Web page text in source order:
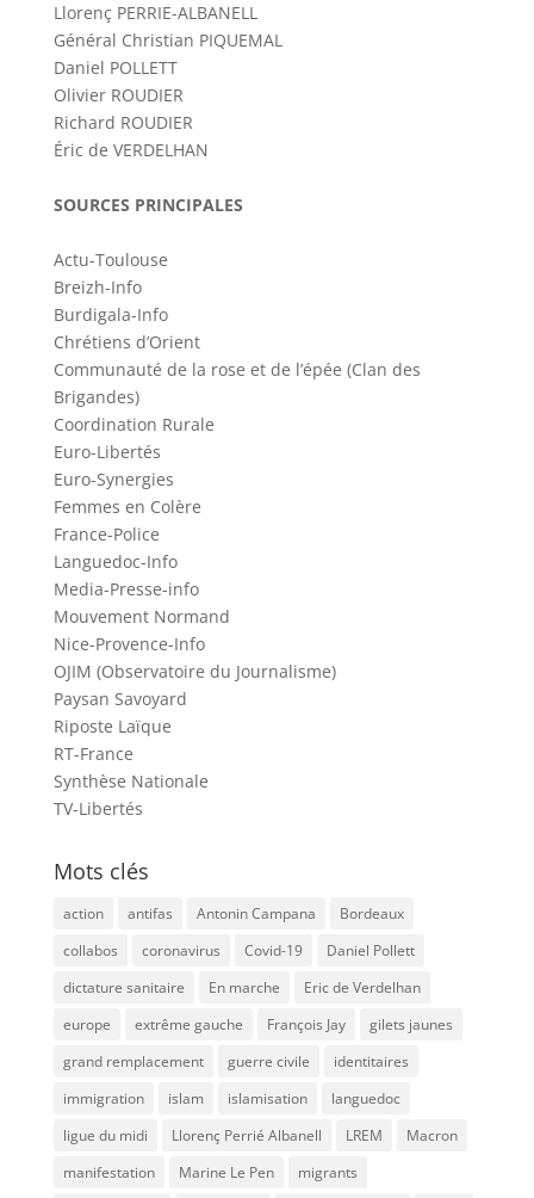
Llorenç PERRIE-ALBANELL
Général Christian PIQUEMAL
Daniel POLLETT
Olivier ROUDIER
Richard ROUDIER
Éric de VERDELHAN
SOURCES PRINCIPALES
Actu-Toulouse
Breizh-Info
Burdigala-Info
Chrétiens d’Orient
Communauté de la rose et de l’épée (Clan des
Brigandes)
Coordination Rurale
Euro-Libertés
Euro-Synergies
Femmes en Colère
France-Police
Languedoc-Info
Media-Presse-info
Mouvement Normand
Nice-Provence-Info
OJIM (Observatoire du Journalisme)
Paysan Savoyard
Riposte Laïque
RT-France
Synthèse Nationale
TV-Libertés
Mots clés
action antifas Antonin Campana
Bordeaux
collabos
coronavirus Covid-19
Daniel Pollett
dictature sanitaire
En marche
Eric de Verdelhan
europe
extrême gauche François Jay
gilets jaunes
grand remplacement
guerre civile
identitaires
immigration
islam islamisation
languedoc
ligue du midi
Llorenç Perrié Albanell LREM
Macron
manifestation
Marine Le Pen
migrants